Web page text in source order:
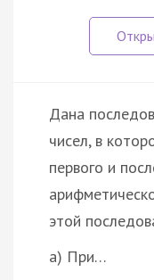
Дана
чисел, в
первого и
этой
а) При…